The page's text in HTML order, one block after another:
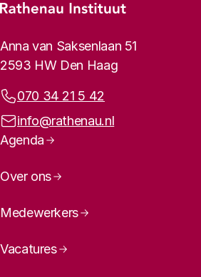
Footer-menu
Rathenau logo, naar de homepage
Contactinformatie
Anna van Saksenlaan 51
2593 HW Den Haag
Telefoonnummer:
070 34 21 5 42
E-mailadres:
info@rathenau.nl
Paginanavigatie
Agenda
Over ons
Medewerkers
Vacatures